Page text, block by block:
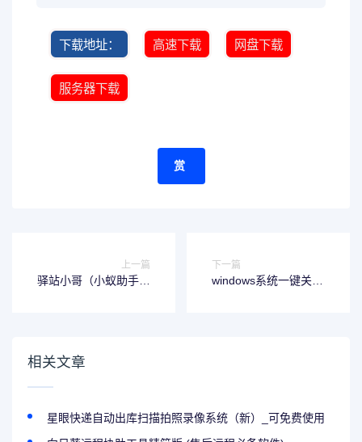
下载地址： 高速下载 网盘下载
服务器下载
赏
上一篇
驿站小哥（小蚁助手）
下一篇
windows系统一键关闭
相关文章
星眼快递自动出库扫描拍照录像系统（新）_可免费使用